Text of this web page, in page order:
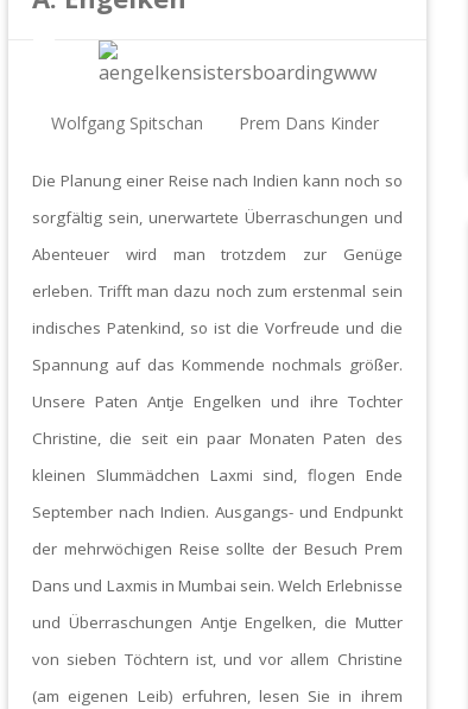
Wolfgang Spitschan Prem Dans Kinder
Die Planung einer Reise nach Indien kann noch so
sorgfältig sein, unerwartete Überraschungen und
Abenteuer wird man trotzdem zur Genüge
erleben. Trifft man dazu noch zum erstenmal sein
indisches Patenkind, so ist die Vorfreude und die
Spannung auf das Kommende nochmals größer.
Unsere Paten Antje Engelken und ihre Tochter
Christine, die seit ein paar Monaten Paten des
kleinen Slummädchen Laxmi sind, flogen Ende
September nach Indien. Ausgangs- und Endpunkt
der mehrwöchigen Reise sollte der Besuch Prem
Dans und Laxmis in Mumbai sein. Welch Erlebnisse
und Überraschungen Antje Engelken, die Mutter
von sieben Töchtern ist, und vor allem Christine
(am eigenen Leib) erfuhren, lesen Sie in ihrem